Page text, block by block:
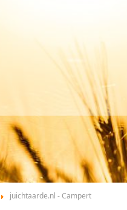
juichtaarde.nl - Campert